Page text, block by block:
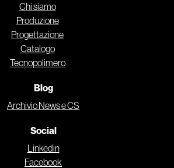
Chi siamo
Produzione
Progettazione
Catalogo
Tecnopolimero
Blog
Archivio News e CS
Social
Linkedin
Facebook